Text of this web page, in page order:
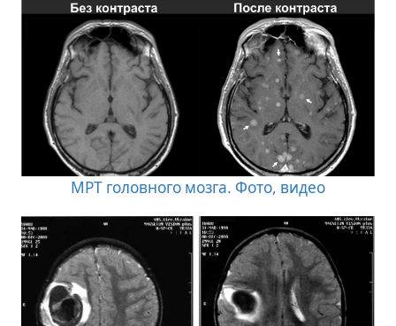
МРТ головного мозга. Фото, видео